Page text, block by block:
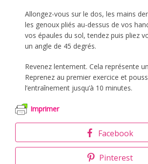
Allongez-vous sur le dos, les mains
les genoux pliés au-dessus de vos
vos épaules du sol, tendez puis pliez
un angle de 45 degrés.
Revenez lentement. Cela représente
Reprenez au premier exercice et
l’entraînement jusqu’à 10 minutes.
Imprimer
Facebook
Pinterest